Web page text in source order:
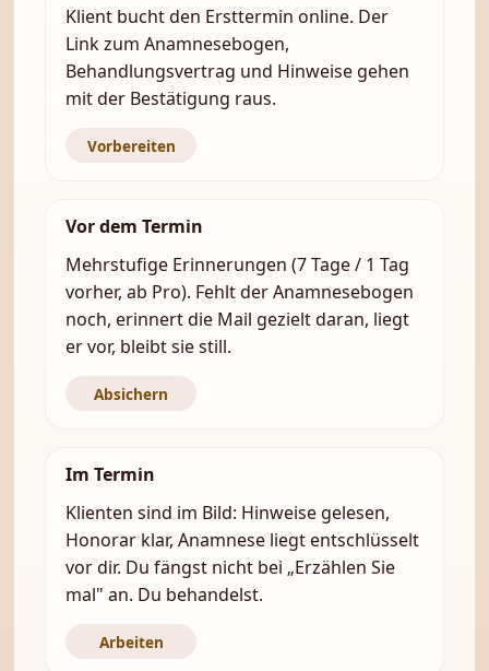
Klient bucht den Ersttermin online. Der
Link zum Anamnesebogen,
Behandlungsvertrag und Hinweise gehen
mit der Bestätigung raus.
Vorbereiten
Vor dem Termin
Mehrstufige Erinnerungen (7 Tage / 1 Tag
vorher, ab Pro). Fehlt der Anamnesebogen
noch, erinnert die Mail gezielt daran, liegt
er vor, bleibt sie still.
Absichern
Im Termin
Klienten sind im Bild: Hinweise gelesen,
Honorar klar, Anamnese liegt entschlüsselt
vor dir. Du fängst nicht bei „Erzählen Sie
mal" an. Du behandelst.
Arbeiten